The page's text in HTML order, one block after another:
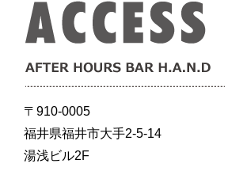
〒910-0005
福井県福井市大手2-5-14
湯浅ビル2F